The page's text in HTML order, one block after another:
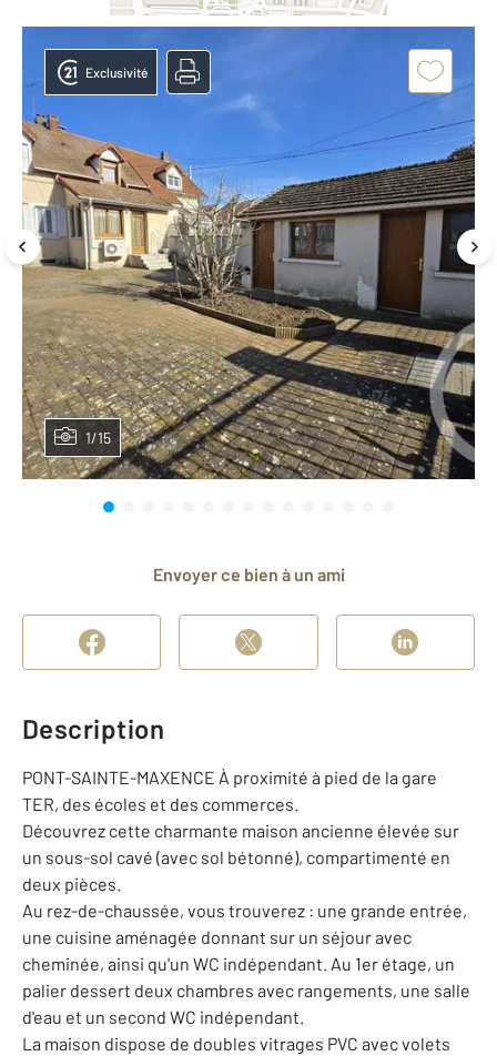
1/15
Exclusivité
Envoyer ce bien à un ami
Description
PONT-SAINTE-MAXENCE À proximité à pied de la gare
TER, des écoles et des commerces.
Découvrez cette charmante maison ancienne élevée sur
un sous-sol cavé (avec sol bétonné), compartimenté en
deux pièces.
Au rez-de-chaussée, vous trouverez : une grande entrée,
une cuisine aménagée donnant sur un séjour avec
cheminée, ainsi qu'un WC indépendant. Au 1er étage, un
palier dessert deux chambres avec rangements, une salle
d'eau et un second WC indépendant.
La maison dispose de doubles vitrages PVC avec volets